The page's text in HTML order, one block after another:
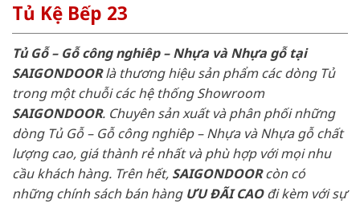
Tủ Kệ Bếp 23
Tủ Gỗ – Gỗ công nghiêp – Nhựa và Nhựa gỗ tại
SAIGONDOORlà thương hiệu sản phẩm các dòng Tủ
trong một chuỗi các hệ thống Showroom
SAIGONDOOR. Chuyên sản xuất và phân phối những
dòng Tủ Gỗ – Gỗ công nghiêp – Nhựa và Nhựa gỗ chất
lượng cao, giá thành rẻ nhất và phù hợp với mọi nhu
cầu khách hàng. Trên hết, SAIGONDOORcòn có
những chính sách bán hàng ƯU ĐÃI CAOđi kèm với sự